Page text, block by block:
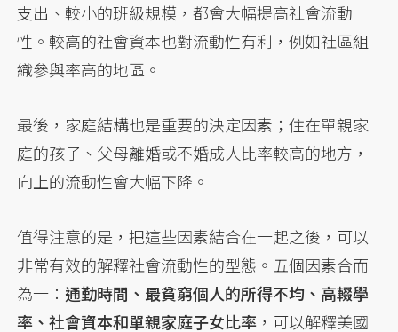
支出、較小的班級規模，都會大幅提高社會流動
性。較高的社會資本也對流動性有利，例如社區組
織參與率高的地區。
最後，家庭結構也是重要的決定因素；住在單親家
庭的孩子、父母離婚或不婚成人比率較高的地方，
向上的流動性會大幅下降。
值得注意的是，把這些因素結合在一起之後，可以
非常有效的解釋社會流動性的型態。五個因素合而
為一： 通勤時間、最貧窮個人的所得不均、高輟學
率、社會資本和單親家庭子女比率 ，可以解釋美國